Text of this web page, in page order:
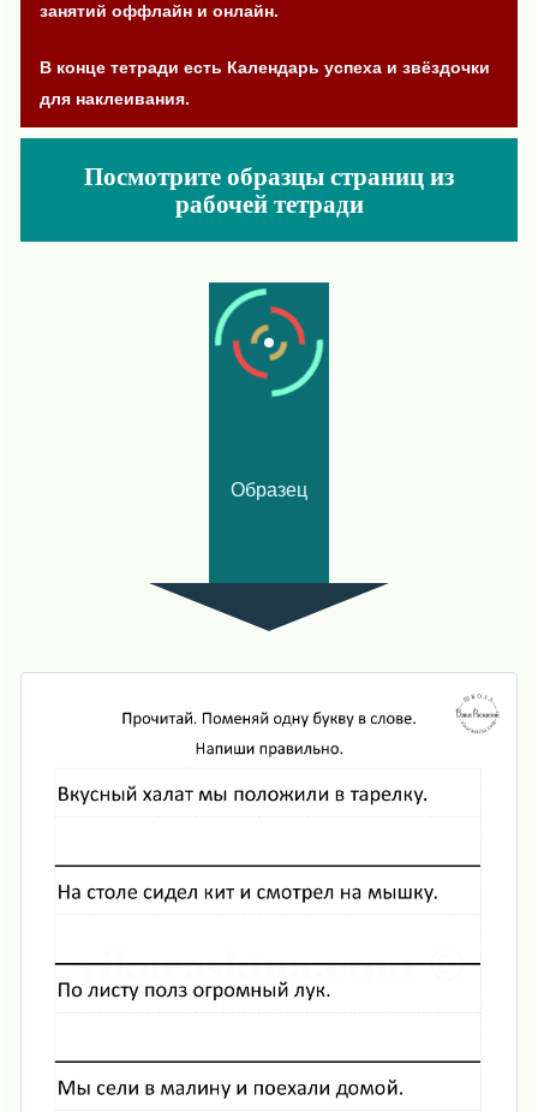
занятий оффлайн и онлайн.
В конце тетради есть Календарь успеха и звёздочки
для наклеивания.
Посмотрите образцы страниц из
рабочей тетради
Образец